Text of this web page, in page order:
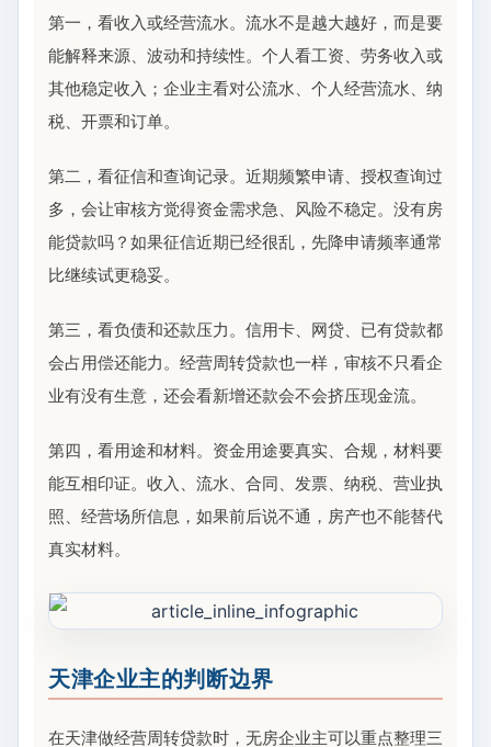
第一，看收入或经营流水。流水不是越大越好，而是要
能解释来源、波动和持续性。个人看工资、劳务收入或
其他稳定收入；企业主看对公流水、个人经营流水、纳
税、开票和订单。
第二，看征信和查询记录。近期频繁申请、授权查询过
多，会让审核方觉得资金需求急、风险不稳定。没有房
能贷款吗？如果征信近期已经很乱，先降申请频率通常
比继续试更稳妥。
第三，看负债和还款压力。信用卡、网贷、已有贷款都
会占用偿还能力。经营周转贷款也一样，审核不只看企
业有没有生意，还会看新增还款会不会挤压现金流。
第四，看用途和材料。资金用途要真实、合规，材料要
能互相印证。收入、流水、合同、发票、纳税、营业执
照、经营场所信息，如果前后说不通，房产也不能替代
真实材料。
天津企业主的判断边界
在天津做经营周转贷款时，无房企业主可以重点整理三